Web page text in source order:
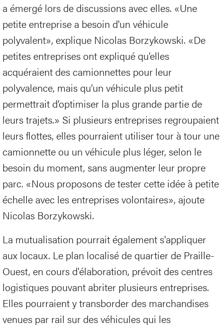
a émergé lors de discussions avec elles. «Une
petite entreprise a besoin d'un véhicule
polyvalent», explique Nicolas Borzykowski. «De
petites entreprises ont expliqué qu’elles
acquéraient des camionnettes pour leur
polyvalence, mais qu’un véhicule plus petit
permettrait d’optimiser la plus grande partie de
leurs trajets.» Si plusieurs entreprises regroupaient
leurs flottes, elles pourraient utiliser tour à tour une
camionnette ou un véhicule plus léger, selon le
besoin du moment, sans augmenter leur propre
parc. «Nous proposons de tester cette idée à petite
échelle avec les entreprises volontaires», ajoute
Nicolas Borzykowski.
La mutualisation pourrait également s'appliquer
aux locaux. Le plan localisé de quartier de Praille-
Ouest, en cours d'élaboration, prévoit des centres
logistiques pouvant abriter plusieurs entreprises.
Elles pourraient y transborder des marchandises
venues par rail sur des véhicules qui les